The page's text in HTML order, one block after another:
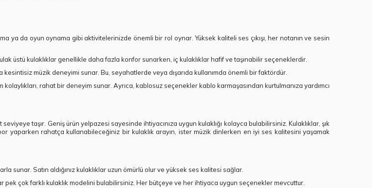
ya da oyun oynama gibi aktivitelerinizde önemli bir rol oynar. Yüksek kaliteli ses çıkışı, her notanın ve sesin
üstü kulaklıklar genellikle daha fazla konfor sunarken, iç kulaklıklar hafif ve taşınabilir seçeneklerdir.
müzik deneyimi sunar. Bu, seyahatlerde veya dışarıda kullanımda önemli bir faktördür.
kolaylıkları, rahat bir deneyim sunar. Ayrıca, kablosuz seçenekler kablo karmaşasından kurtulmanıza yardımcı
taşır. Geniş ürün yelpazesi sayesinde ihtiyacınıza uygun kulaklığı kolayca bulabilirsiniz. Kulaklıklar, şık
yaparken rahatça kullanabileceğiniz bir kulaklık arayın, ister müzik dinlerken en iyi ses kalitesini yaşamak
sunar. Satın aldığınız kulaklıklar uzun ömürlü olur ve yüksek ses kalitesi sağlar.
pek çok farklı kulaklık modelini bulabilirsiniz. Her bütçeye ve her ihtiyaca uygun seçenekler mevcuttur.